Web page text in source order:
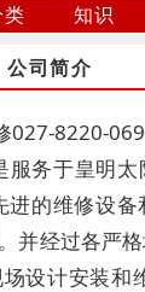
知识
公司简介
027-8220-
务于皇明
的维修设
并经过各严
设计安装和